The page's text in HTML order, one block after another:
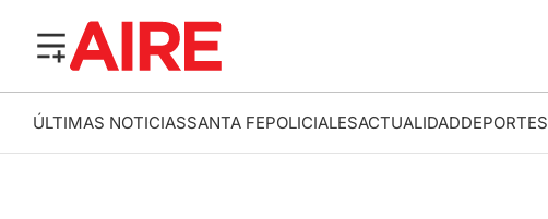
ÚLTIMAS NOTICIASSANTA FEPOLICIALESACTUALIDADDEPORTES